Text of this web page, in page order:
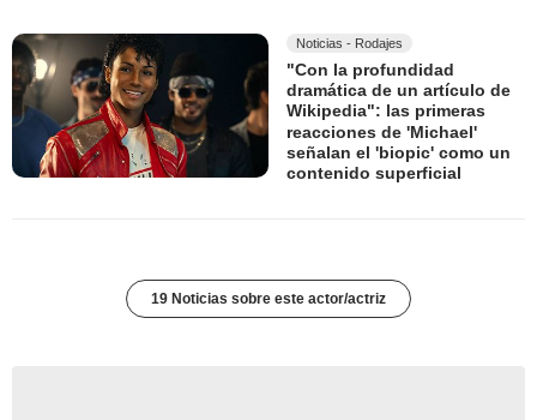
Noticias - Rodajes
"Con la profundidad
dramática de un artículo de
Wikipedia": las primeras
reacciones de 'Michael'
señalan el 'biopic' como un
contenido superficial
19 Noticias sobre este actor/actriz